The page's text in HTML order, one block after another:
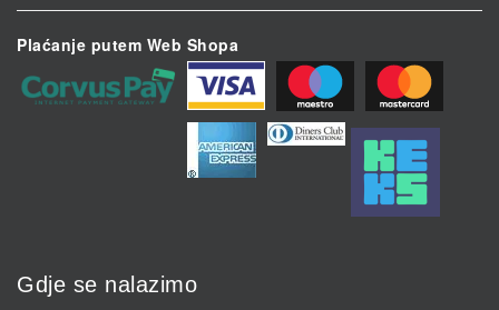
Plaćanje putem Web Shopa
Gdje se nalazimo